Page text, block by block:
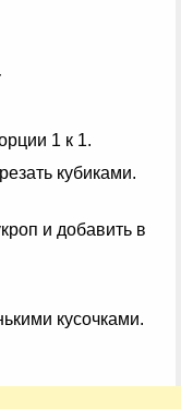
1 к 1.
кубиками.
и добавить в
кусочками.